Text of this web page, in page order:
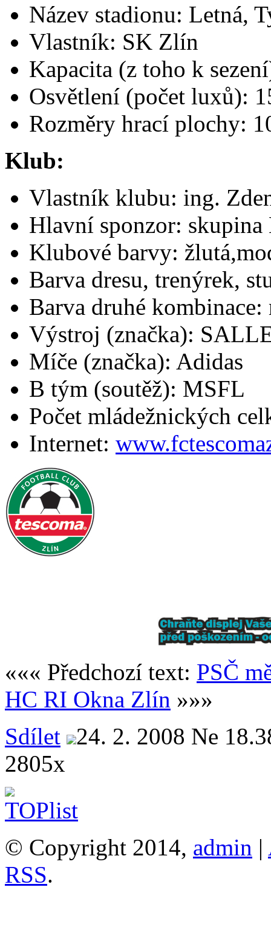
Název stadionu: Letná,
Vlastník: SK Zlín
Kapacita (z toho k
Osvětlení (počet luxů):
Rozměry hrací plochy:
Klub:
Vlastník klubu: ing.
Hlavní sponzor: skupina
Klubové barvy:
Barva dresu, trenýrek,
Barva druhé
Výstroj (značka):
Míče (značka): Adidas
B tým (soutěž): MSFL
Počet mládežnických
Internet:
««« Předchozí text: PSČ
HC RI Okna Zlín »»»
Sdílet
24. 2. 2008 Ne
2805x
© Copyright 2014, admin |
RSS.